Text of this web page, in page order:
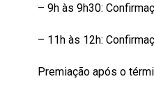
– 9h às 9h30:
– 11h às 12h:
Premiação após o